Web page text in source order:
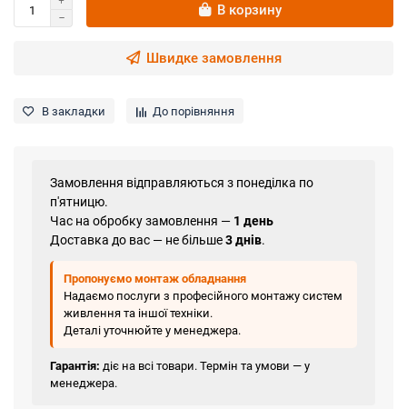
В корзину
Швидке замовлення
В закладки До порівняння
Замовлення відправляються з понеділка по
п'ятницю.
Час на обробку замовлення — 1 день
Доставка до вас — не більше3 днів.
Пропонуємо монтаж обладнання
Надаємо послуги з професійного монтажу систем
живлення та іншої техніки.
Деталі уточнюйте у менеджера.
Гарантія: діє на всі товари. Термін та умови — у
менеджера.